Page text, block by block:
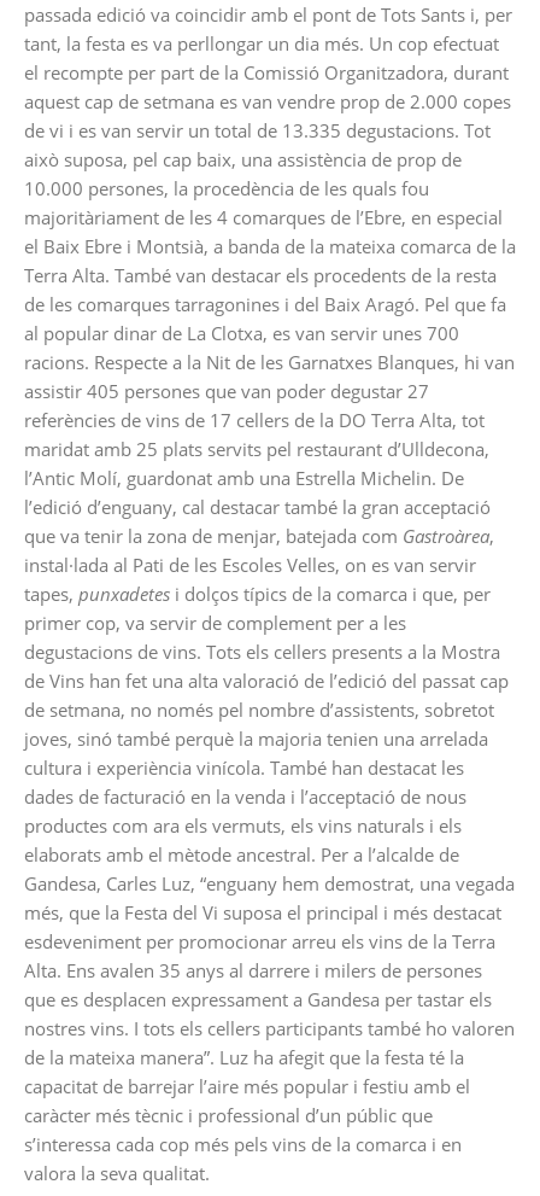
passada edició va coincidir amb el pont de Tots Sants i, per
tant, la festa es va perllongar un dia més. Un cop efectuat
el recompte per part de la Comissió Organitzadora, durant
aquest cap de setmana es van vendre prop de 2.000 copes
de vi i es van servir un total de 13.335 degustacions. Tot
això suposa, pel cap baix, una assistència de prop de
10.000 persones, la procedència de les quals fou
majoritàriament de les 4 comarques de l’Ebre, en especial
el Baix Ebre i Montsià, a banda de la mateixa comarca de la
Terra Alta. També van destacar els procedents de la resta
de les comarques tarragonines i del Baix Aragó. Pel que fa
al popular dinar de La Clotxa, es van servir unes 700
racions. Respecte a la Nit de les Garnatxes Blanques, hi van
assistir 405 persones que van poder degustar 27
referències de vins de 17 cellers de la DO Terra Alta, tot
maridat amb 25 plats servits pel restaurant d’Ulldecona,
l’Antic Molí, guardonat amb una Estrella Michelin. De
l’edició d’enguany, cal destacar també la gran acceptació
que va tenir la zona de menjar, batejada com Gastroàrea,
instal·lada al Pati de les Escoles Velles, on es van servir
tapes, punxadetes i dolços típics de la comarca i que, per
primer cop, va servir de complement per a les
degustacions de vins. Tots els cellers presents a la Mostra
de Vins han fet una alta valoració de l’edició del passat cap
de setmana, no només pel nombre d’assistents, sobretot
joves, sinó també perquè la majoria tenien una arrelada
cultura i experiència vinícola. També han destacat les
dades de facturació en la venda i l’acceptació de nous
productes com ara els vermuts, els vins naturals i els
elaborats amb el mètode ancestral. Per a l’alcalde de
Gandesa, Carles Luz, “enguany hem demostrat, una vegada
més, que la Festa del Vi suposa el principal i més destacat
esdeveniment per promocionar arreu els vins de la Terra
Alta. Ens avalen 35 anys al darrere i milers de persones
que es desplacen expressament a Gandesa per tastar els
nostres vins. I tots els cellers participants també ho valoren
de la mateixa manera”. Luz ha afegit que la festa té la
capacitat de barrejar l’aire més popular i festiu amb el
caràcter més tècnic i professional d’un públic que
s’interessa cada cop més pels vins de la comarca i en
valora la seva qualitat.